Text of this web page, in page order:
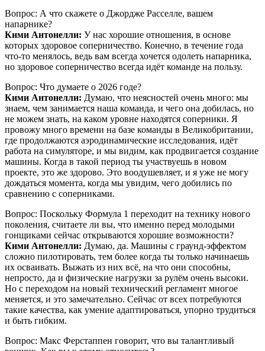
Вопрос: А что скажете о Джордже Расселле, вашем
напарнике?
Кими Антонелли: У нас хорошие отношения, в основе
которых здоровое соперничество. Конечно, в течение года
что-то менялось, ведь вам всегда хочется одолеть напарника,
но здоровое соперничество всегда идёт команде на пользу.
Вопрос: Что думаете о 2026 годе?
Кими Антонелли: Думаю, что неясностей очень много: мы
знаем, чем занимается наша команда, и чего она добилась, но
не можем знать, на каком уровне находятся соперники. Я
провожу много времени на базе команды в Великобритании,
где продолжаются аэродинамические исследования, идёт
работа на симуляторе, и мы видим, как продвигается создание
машины. Когда в такой период ты участвуешь в новом
проекте, это же здорово. Это воодушевляет, и я уже не могу
дождаться момента, когда мы увидим, чего добились по
сравнению с соперниками.
Вопрос: Поскольку Формула 1 переходит на технику нового
поколения, считаете ли вы, что именно перед молодыми
гонщиками сейчас открываются хорошие возможности?
Кими Антонелли: Думаю, да. Машины с граунд-эффектом
сложно пилотировать, тем более когда ты только начинаешь
их осваивать. Выжать из них всё, на что они способны,
непросто, да и физические нагрузки за рулём очень высоки.
Но с переходом на новый технический регламент многое
меняется, и это замечательно. Сейчас от всех потребуются
такие качества, как умение адаптироваться, упорно трудиться
и быть гибким.
Вопрос: Макс Ферстаппен говорит, что вы талантливый